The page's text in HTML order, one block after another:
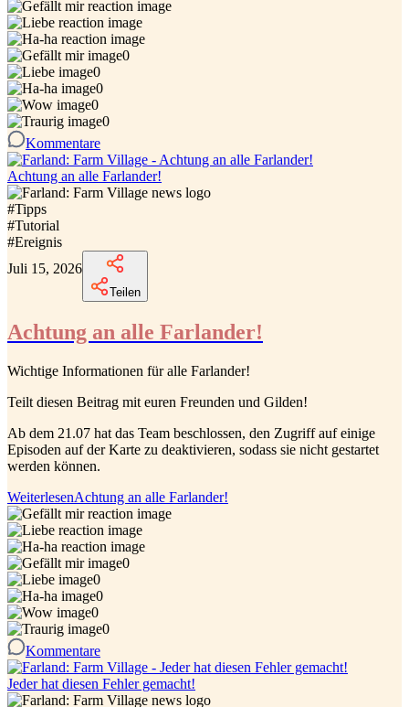
0
0
0
0
0
Kommentare
Achtung an alle Farlander!
#Tipps
#Tutorial
#Ereignis
Juli 15, 2026
Teilen
Achtung an alle Farlander!
Wichtige Informationen für alle Farlander!
Teilt diesen Beitrag mit euren Freunden und Gilden!
Ab dem 21.07 hat das Team beschlossen, den Zugriff auf einige
Episoden auf der Karte zu deaktivieren, sodass sie nicht gestartet
werden können.
WeiterlesenAchtung an alle Farlander!
0
0
0
0
0
Kommentare
Jeder hat diesen Fehler gemacht!